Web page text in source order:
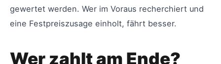
gewertet werden. Wer im Voraus recherchiert und
eine Festpreiszusage einholt, fährt besser.
Wer zahlt am Ende?